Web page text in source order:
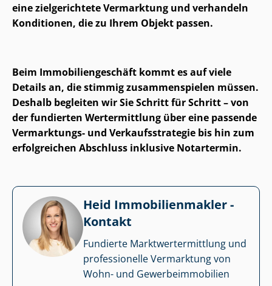
eine zielgerichtete Vermarktung und verhandeln
Konditionen, die zu Ihrem Objekt passen.
Beim Im­mo­bi­li­en­ge­schäft kommt es auf viele
Details an, die stimmig zusammenspielen müssen.
Deshalb begleiten wir Sie Schritt für Schritt – von
der fundierten Wertermittlung über eine passende
Vermarktungs- und Ver­kaufs­stra­te­gie bis hin zum
erfolgreichen Abschluss inklusive Notartermin.
Heid Im­mo­bi­li­en­mak­ler -
Kontakt
Fundierte Markt­wert­ermitt­lung und
professionelle Vermarktung von
Wohn- und Ge­wer­be­im­mo­bi­li­en